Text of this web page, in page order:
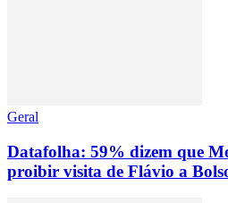
Geral
Datafolha: 59% dizem que
proibir visita de Flávio a